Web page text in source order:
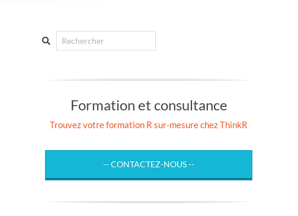
Search
Formation et consultance
Trouvez votre formation R sur-mesure chez ThinkR
-- CONTACTEZ-NOUS --